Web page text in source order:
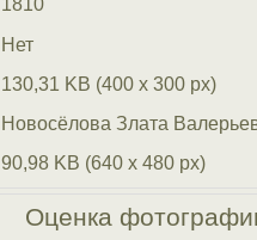
Нет
130,31 KB (400 x 300 px)
Новосёлова Злата
90,98 KB (640 x 480 px)
Оценка